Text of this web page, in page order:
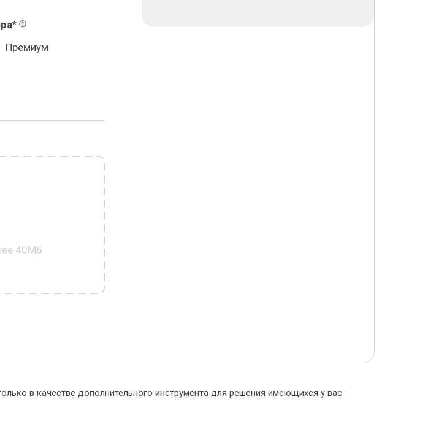
Премиум
40Мб
в качестве дополнительного инструмента для решения имеющихся у вас